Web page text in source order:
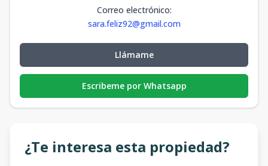
Correo electrónico:
sara.feliz92@gmail.com
Llámame
Escribeme por Whatsapp
¿Te interesa esta propiedad?